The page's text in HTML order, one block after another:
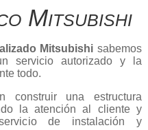
Mitsubishi
Mitsubishi sabemos
servicio autorizado y la
todo.
construir una estructura
la atención al cliente y
de instalación y